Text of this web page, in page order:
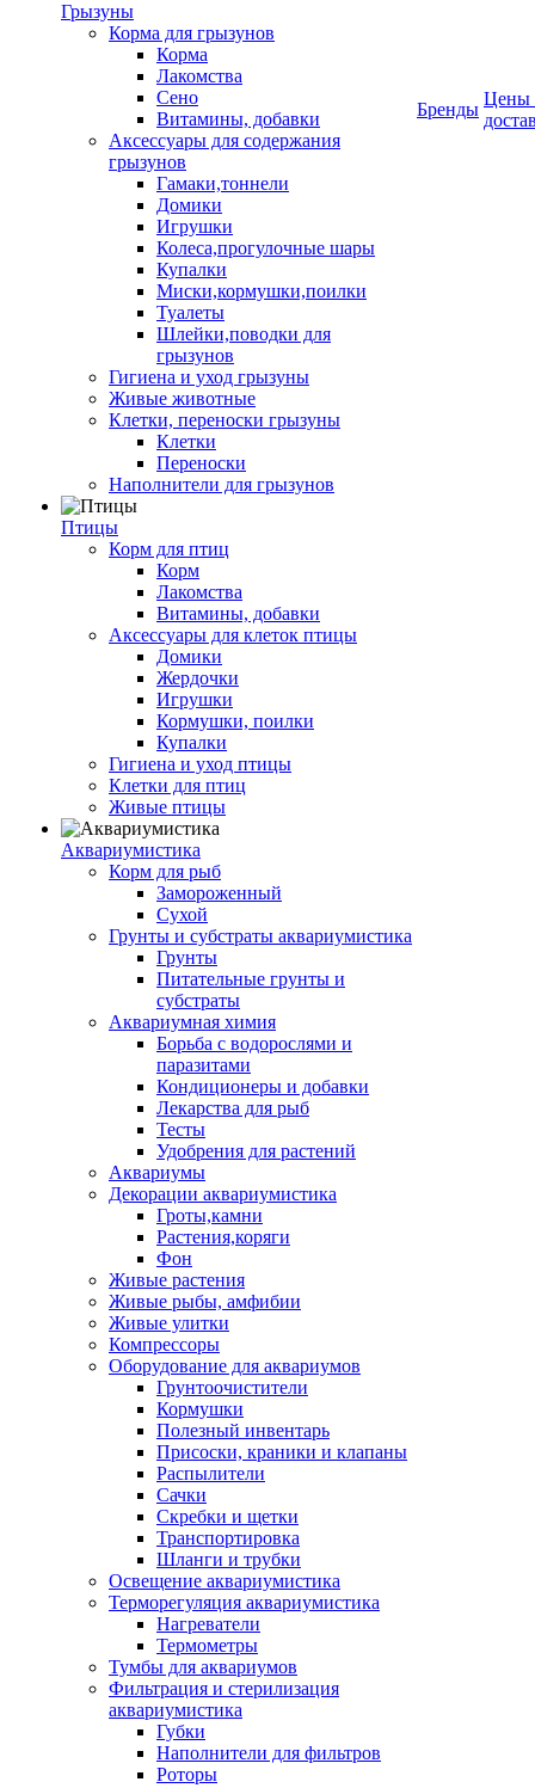
Грызуны
Корма для грызунов
Корма
Лакомства
Сено
Витамины, добавки
Аксессуары для содержания
грызунов
Гамаки,тоннели
Домики
Игрушки
Колеса,прогулочные шары
Купалки
Миски,кормушки,поилки
Туалеты
Шлейки,поводки для
грызунов
Гигиена и уход грызуны
Живые животные
Клетки, переноски грызуны
Клетки
Переноски
Наполнители для грызунов
Птицы
Корм для птиц
Корм
Лакомства
Витамины, добавки
Аксессуары для клеток птицы
Домики
Жердочки
Игрушки
Кормушки, поилки
Купалки
Гигиена и уход птицы
Клетки для птиц
Живые птицы
Аквариумистика
Корм для рыб
Замороженный
Сухой
Грунты и субстраты аквариумистика
Грунты
Питательные грунты и
субстраты
Аквариумная химия
Борьба с водорослями и
паразитами
Кондиционеры и добавки
Лекарства для рыб
Тесты
Удобрения для растений
Аквариумы
Декорации аквариумистика
Гроты,камни
Растения,коряги
Фон
Живые растения
Живые рыбы, амфибии
Живые улитки
Компрессоры
Оборудование для аквариумов
Грунтоочистители
Кормушки
Полезный инвентарь
Присоски, краники и клапаны
Распылители
Сачки
Скребки и щетки
Транспортировка
Шланги и трубки
Освещение аквариумистика
Терморегуляция аквариумистика
Нагреватели
Термометры
Тумбы для аквариумов
Фильтрация и стерилизация
аквариумистика
Губки
Наполнители для фильтров
Роторы
Бренды
Цены